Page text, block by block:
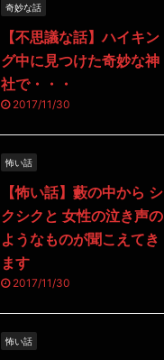
奇妙な話
【不思議な話】ハイキン
グ中に見つけた奇妙な神
社で・・・
2017/11/30
怖い話
【怖い話】藪の中から シ
クシクと 女性の泣き声の
ようなものが聞こえてき
ます
2017/11/30
怖い話